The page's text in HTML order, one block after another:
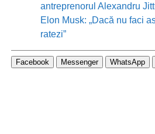
antreprenorul Alexandru
Elon Musk: „Dacă nu faci
ratezi”
Facebook Messenger WhatsApp